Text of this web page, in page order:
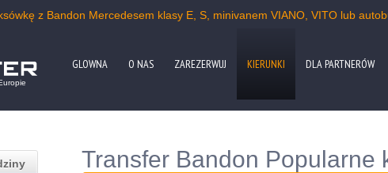
z Bandon Mercedesem klasy E, S, minivanem VIANO, VITO lub
GLOWNA O NAS ZAREZERWUJ KIERUNKI DLA PARTNERÓW
Transfer Bandon Popularne